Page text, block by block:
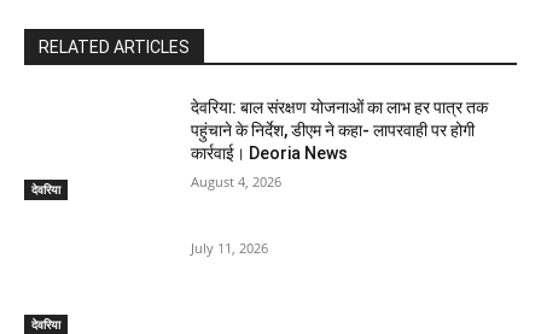
RELATED ARTICLES
देवरिया
देवरिया: बाल संरक्षण योजनाओं का लाभ हर पात्र तक
पहुंचाने के निर्देश, डीएम ने कहा- लापरवाही पर होगी
कार्रवाई। Deoria News
August 4, 2026
देवरिया
July 11, 2026